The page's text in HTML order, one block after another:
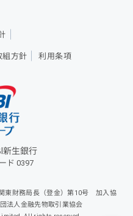
組方針 利用条項
新生銀行
ド 0397
東財務局長（登金）第10号 加入協
法人金融先物取引業協会